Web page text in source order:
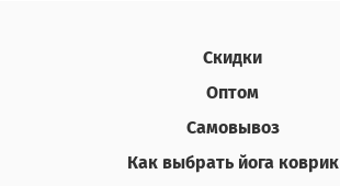
Скидки
Оптом
Самовывоз
Как выбрать йога коврик